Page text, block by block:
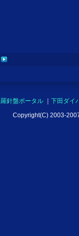
羅針盤ポータル
下田ダイ
Copyright(C) 2003-